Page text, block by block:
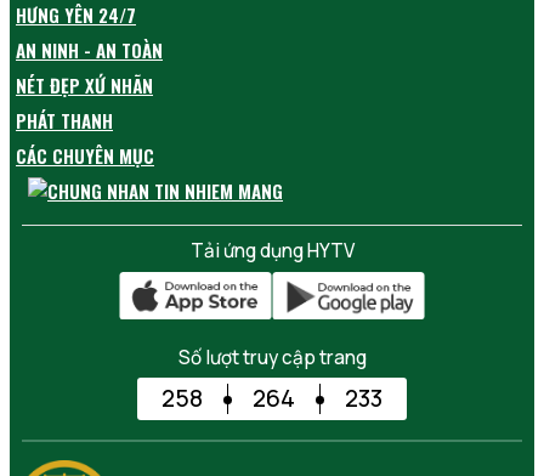
HƯNG YÊN 24/7
AN NINH - AN TOÀN
NÉT ĐẸP XỨ NHÃN
PHÁT THANH
CÁC CHUYÊN MỤC
Tải ứng dụng HYTV
Số lượt truy cập trang
258 264 233